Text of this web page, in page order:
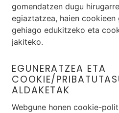
gomendatzen dugu
egiaztatzea, haien
gehiago edukitzeko eta
jakiteko.
EGUNERATZEA ETA
COOKIE/
ALDAKETAK
Webgune honen cookie-